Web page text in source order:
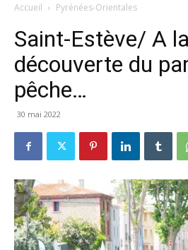
Accueil Pyrénées-Orientales
Saint-Estève/ A la
découverte du
pêche…
30 mai 2022